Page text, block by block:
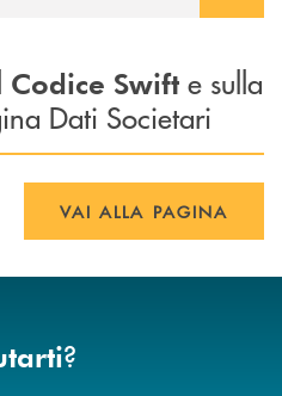
Codice Swift e sulla
Dati Societari
VAI ALLA PAGINA
?